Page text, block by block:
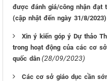
được đánh giá/công nhận đạt
(cập nhật đến ngày 31/8/2023)
Xin ý kiến góp ý Dự thảo
trong hoạt động của các cơ
quốc dân (28/09/2023)
Các cơ sở giáo dục cần